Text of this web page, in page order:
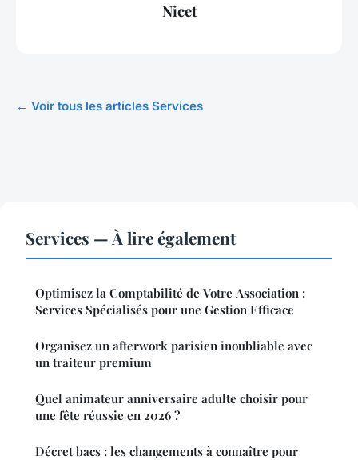
Nicet
← Voir tous les articles Services
Services — À lire également
Optimisez la Comptabilité de Votre Association :
Services Spécialisés pour une Gestion Efficace
Organisez un afterwork parisien inoubliable avec
un traiteur premium
Quel animateur anniversaire adulte choisir pour
une fête réussie en 2026 ?
Décret bacs : les changements à connaître pour